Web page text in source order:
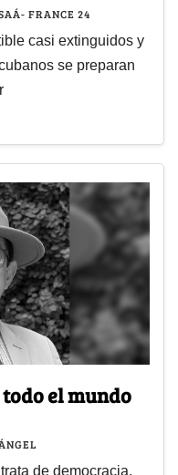
FRANCE 24
casi extinguidos y
se preparan
el mundo
de democracia,